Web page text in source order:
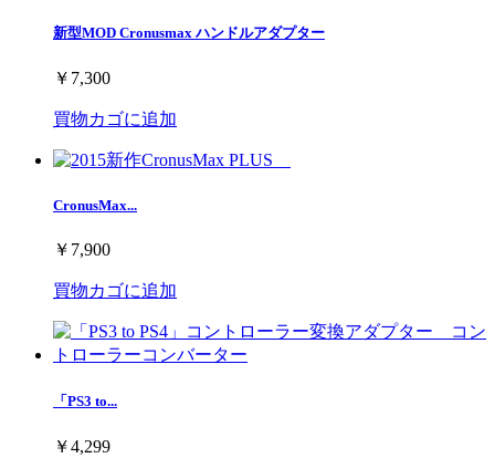
新型MOD Cronusmax ハンドルアダプター
￥7,300
買物カゴに追加
CronusMax...
￥7,900
買物カゴに追加
「PS3 to...
￥4,299